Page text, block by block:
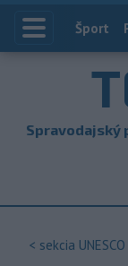
Index
Šport
Spravodajský
< sekcia